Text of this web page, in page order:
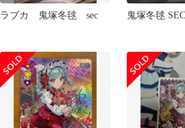
ラブカ 鬼塚冬毬 sec 鬼塚冬毬